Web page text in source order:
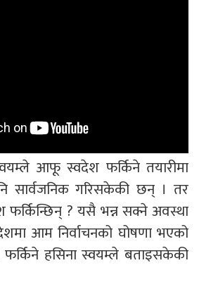
आफू स्वदेश फर्किने तयारीमा
सार्वजनिक गरिसकेकी छन् । तर
? यसै भन्न सक्ने अवस्था
आम निर्वाचनको घोषणा भएको
हसिना स्वयम्ले बताइसकेकी